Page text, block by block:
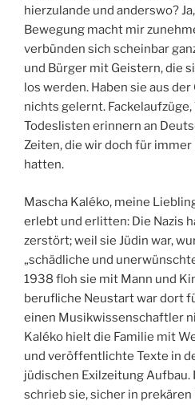
hierzulande und anderswo?
Bewegung macht mir
verbünden sich scheinbar
und Bürger mit Geistern, die
los werden. Haben sie aus
nichts gelernt.
Todeslisten erinnern an
Zeiten, die wir doch für
hatten.
Mascha Kaléko, meine
erlebt und erlitten: Die Nazis
zerstört; weil sie Jüdin war,
„schädliche und
1938 floh sie mit Mann und
berufliche Neustart war dort
einen Musikwissenschaftler
Kaléko hielt die Familie mit
und veröffentlichte Texte in
jüdischen Exilzeitung Aufbau.
schrieb sie, sicher in